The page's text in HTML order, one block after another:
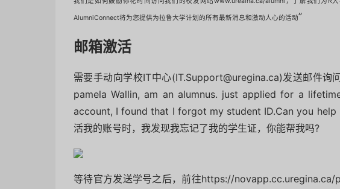
AlumniConnect将为您提供为拉鲁大学计划的所有最新消息和激动人心的活动”
邮箱激活
需要手动向学校IT中心(IT.Support@uregina.ca)发送邮件询
pamela Wallin, am an alumnus. just applied for a
account, I found that I forgot my student ID.Can you help
活我的账号时，我发现我忘记了我的学生证，你能帮我吗?
等待官方发送学号之后，前往https://